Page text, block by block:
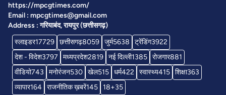
https://mpcgtimes.com/
Email : mpcgtimes@gmail.com
Address : गरियाबंद, रायपुर (छत्तीसगढ़)
स्लाइडर17729 छत्तीसगढ़8059 जुर्म5638 ट्रेंडिंग3922
देश - विदेश3797 मध्यप्रदेश2819 नई दिल्ली1385 रोजगार881
वीडियो743 मनोरंजन530 खेल515 धर्म422 स्वास्थ्य415 शिक्षा363
व्यापार164 राजनीतिक ख़बरें145 18+35